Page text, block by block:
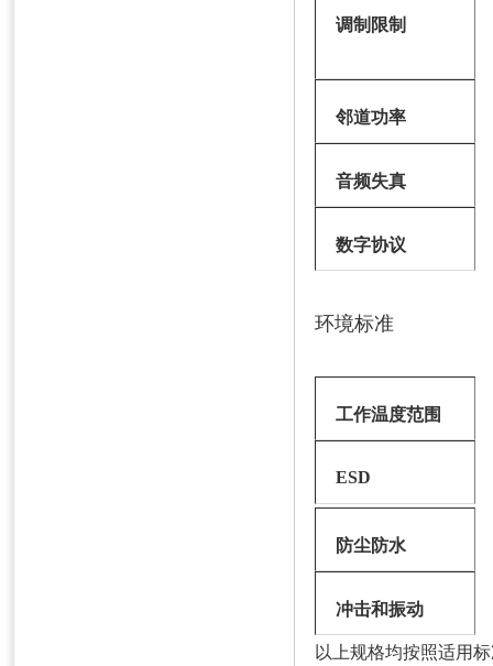
调制限制
邻道功率
音频失真
数字协议
环境标准
工作温度范围
ESD
防尘防水
冲击和振动
以上规格均按照适用